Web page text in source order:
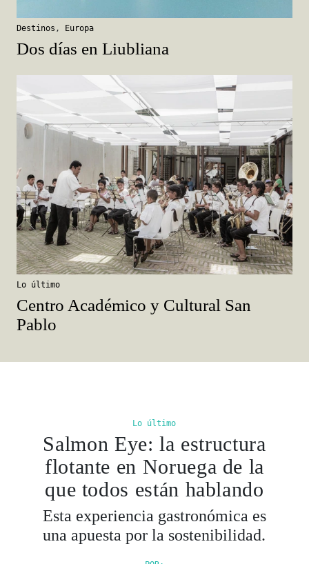
Destinos , Europa
Dos días en Liubliana
Lo último
Centro Académico y Cultural San
Pablo
Lo último
Salmon Eye: la estructura
flotante en Noruega de la
que todos están hablando
Esta experiencia gastronómica es
una apuesta por la sostenibilidad.